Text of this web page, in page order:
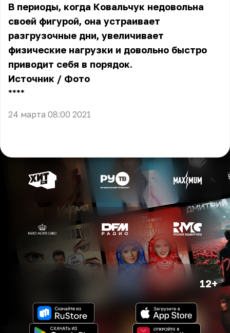
В периоды, когда Ковальчук недовольна
своей фигурой, она устраивает
разгрузочные дни, увеличивает
физические нагрузки и довольно быстро
приводит себя в порядок.
Источник / Фото
** **
24 марта 08:00 2021
12+